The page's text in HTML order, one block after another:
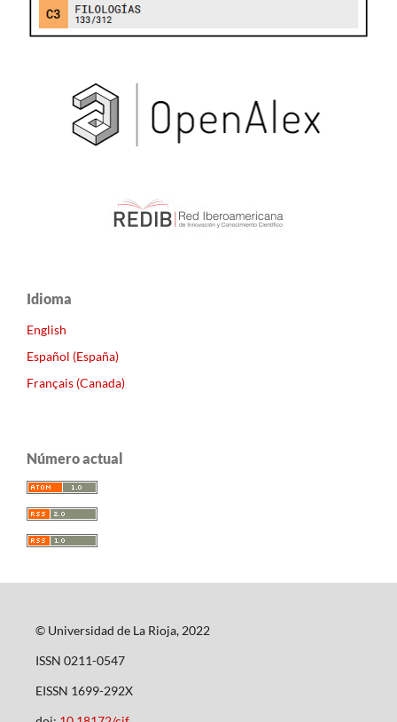
Idioma
English
Español (España)
Français (Canada)
Número actual
© Universidad de La Rioja, 2022
ISSN 0211-0547
EISSN 1699-292X